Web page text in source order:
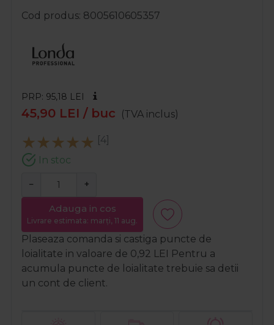
Cod produs 8005610605357
PRP: 95,18 LEI
45,90 LEI / buc (TVA inclus)
[4]
In stoc
− +
Adauga in cos
Livrare estimata: marți, 11 aug.
Plaseaza comanda si castiga puncte de
loialitate in valoare de 0,92 LEI Pentru a
acumula puncte de loialitate trebuie sa detii
un cont de client.